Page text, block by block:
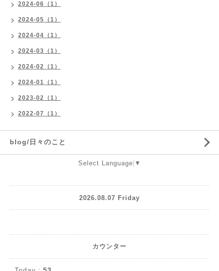
2024-06（1）
2024-05（1）
2024-04（1）
2024-03（1）
2024-02（1）
2024-01（1）
2023-02（1）
2022-07（1）
blog/日々のこと
Select Language ▼
2026.08.07 Friday
カウンター